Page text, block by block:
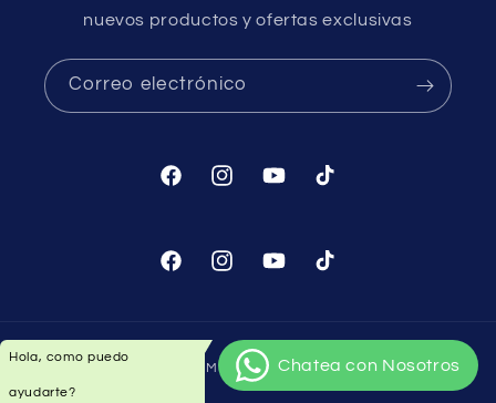
nuevos productos y ofertas exclusivas
Correo electrónico
FacebookInstagramYouTubeTikTok
FacebookInstagramYouTubeTikTok
Formas
de
BICICAMBIO Tecnología de Shopify